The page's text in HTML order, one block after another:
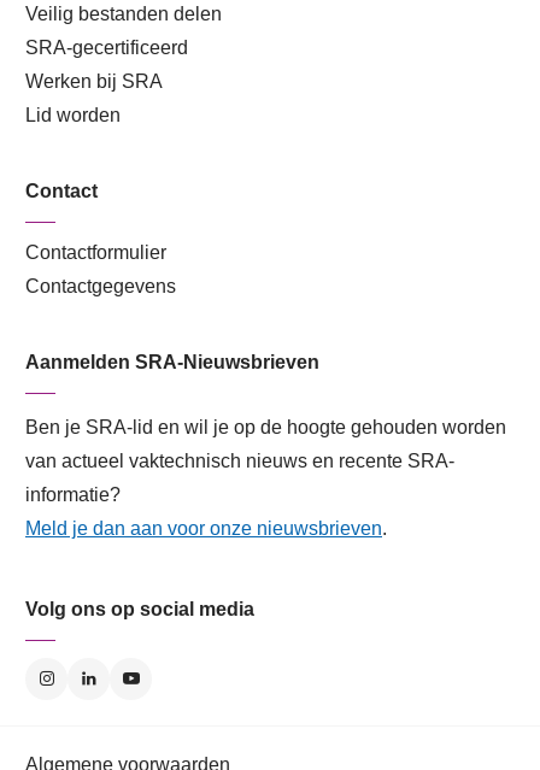
Veilig bestanden delen
SRA-gecertificeerd
Werken bij SRA
Lid worden
Contact
Contactformulier
Contactgegevens
Aanmelden SRA-Nieuwsbrieven
Ben je SRA-lid en wil je op de hoogte gehouden worden
van actueel vaktechnisch nieuws en recente SRA-
informatie?
Meld je dan aan voor onze nieuwsbrieven.
Volg ons op social media
Algemene voorwaarden